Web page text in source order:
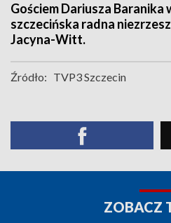
Gościem Dariusza Baranika
szczecińska radna
Jacyna-Witt.
Źródło: TVP3 Szczecin
ZOBACZ